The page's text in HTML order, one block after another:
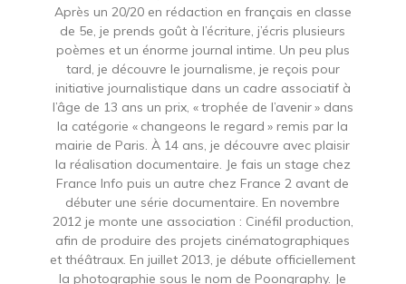
Après un 20/20 en rédaction en français en classe
de 5e, je prends goût à l’écriture, j’écris plusieurs
poèmes et un énorme journal intime. Un peu plus
tard, je découvre le journalisme, je reçois pour
initiative journalistique dans un cadre associatif à
l’âge de 13 ans un prix, « trophée de l’avenir » dans
la catégorie « changeons le regard » remis par la
mairie de Paris. À 14 ans, je découvre avec plaisir
la réalisation documentaire. Je fais un stage chez
France Info puis un autre chez France 2 avant de
débuter une série documentaire. En novembre
2012 je monte une association : Cinéfil production,
afin de produire des projets cinématographiques
et théâtraux. En juillet 2013, je débute officiellement
la photographie sous le nom de Poongraphy. Je